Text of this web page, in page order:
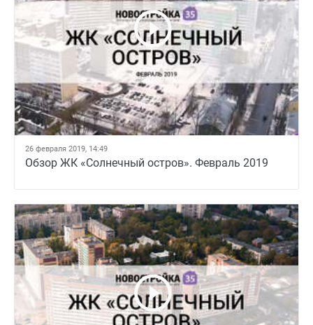
26 февраля 2019, 14:49
Обзор ЖК «Солнечный остров». Февраль 2019